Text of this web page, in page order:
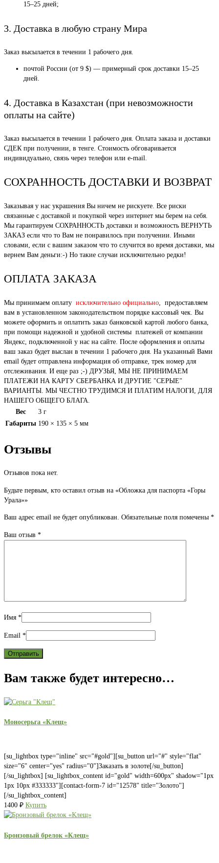
15–25 дней;
3. Доставка в любую страну Мира
Заказ высылается в течении 1 рабочего дня.
почтой России (от 9 $) — примерный срок доставки 15–25
дней.
4. Доставка в Казахстан (при невозможности
оплаты на сайте)
Заказ высылается в течении 1 рабочего дня. Оплата заказа и доставки
СДЕК при получении, в тенге. Стоимость обговаривается
индивидуально, связь через телефон или e-mail.
СОХРАННОСТЬ ДОСТАВКИ И ВОЗВРАТ
Заказывая у нас украшения Вы ничем не рискуете. Все риски
связанные с доставкой и покупкой через интернет мы берем на себя.
Мы гарантируем СОХРАННОСТЬ доставки и возможность ВЕРНУТЬ
ЗАКАЗ если что то Вам не понравилось при получении. Иными
словами, если с вашим заказом что то случится во время доставки, мы
вернем Вам деньги:-) Но такие случаи исключительно редки!
ОПЛАТА ЗАКАЗА
Мы принимаем оплату исключительно официально, предоставляем
вам в установленном законодательством порядке кассовый чек. Вы
можете оформить и оплатить заказ банковской картой любого банка,
при помощи надежной и удобной системы платежей от компании
Яндекс, подключенной у нас на сайте. После оформления и оплаты
ваш заказ будет выслан в течении 1 рабочего дня. На указанный Вами
email будет отправлена информация об отправке, трек номер для
отслеживания. И еще раз ;-) ДРУЗЬЯ, МЫ НЕ ПРИНИМАЕМ
ПЛАТЕЖИ НА КАРТУ СБЕРБАНКА И ДРУГИЕ "СЕРЫЕ"
ВАРИАНТЫ. МЫ ЧЕСТНО ТРУДИМСЯ И ПЛАТИМ НАЛОГИ, ДЛЯ
НАШЕГО ОБЩЕГО БЛАГА.
Вес
3 г
Габариты 190 × 135 × 5 мм
Отзывы
Отзывов пока нет.
Будьте первым, кто оставил отзыв на «Обложка для паспорта «Горы
Урала»»
Ваш адрес email не будет опубликован. Обязательные поля помечены *
Ваш отзыв *
Имя *
Email *
Вам также будет интересно…
Моносерьга «Клещ»
[su_lightbox type="inline" src="#gold"][su_button url="#" style="flat"
size="6" center="yes" radius="0"]Заказать в золоте[/su_button]
[/su_lightbox] [su_lightbox_content id="gold" width=600px" shadow="1px
1px 10px #333333"][contact-form-7 id="12578" title="Золото"]
[/su_lightbox_content]
1400 ₽ Купить
Бронзовый брелок «Клещ»